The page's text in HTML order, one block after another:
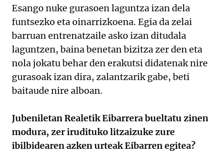
Esango nuke gurasoen laguntza izan dela
funtsezko eta oinarrizkoena. Egia da zelai
barruan entrenatzaile asko izan ditudala
laguntzen, baina benetan bizitza zer den eta
nola jokatu behar den erakutsi didatenak nire
gurasoak izan dira, zalantzarik gabe, beti
baitaude nire alboan.
Jubeniletan Realetik Eibarrera bueltatu zinen
modura, zer irudituko litzaizuke zure
ibilbidearen azken urteak Eibarren egitea?